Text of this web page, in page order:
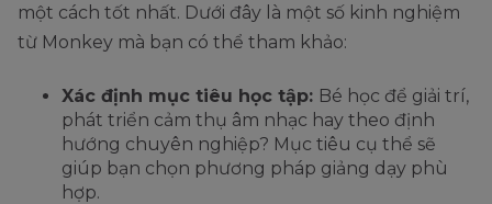
một cách tốt nhất. Dưới đây là một số kinh nghiệm
từ Monkey mà bạn có thể tham khảo:
Xác định mục tiêu học tập: Bé học để giải trí,
phát triển cảm thụ âm nhạc hay theo định
hướng chuyên nghiệp? Mục tiêu cụ thể sẽ
giúp bạn chọn phương pháp giảng dạy phù
hợp.